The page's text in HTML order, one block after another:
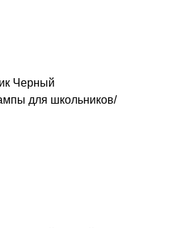
Черный
для школьников/